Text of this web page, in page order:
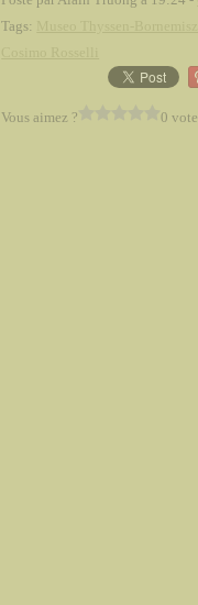
Tags:
Vous aimez ? 0 vote